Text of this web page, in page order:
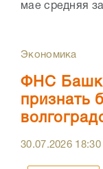
мае средняя
Экономика
ФНС
признать
30.07.2026 18:30